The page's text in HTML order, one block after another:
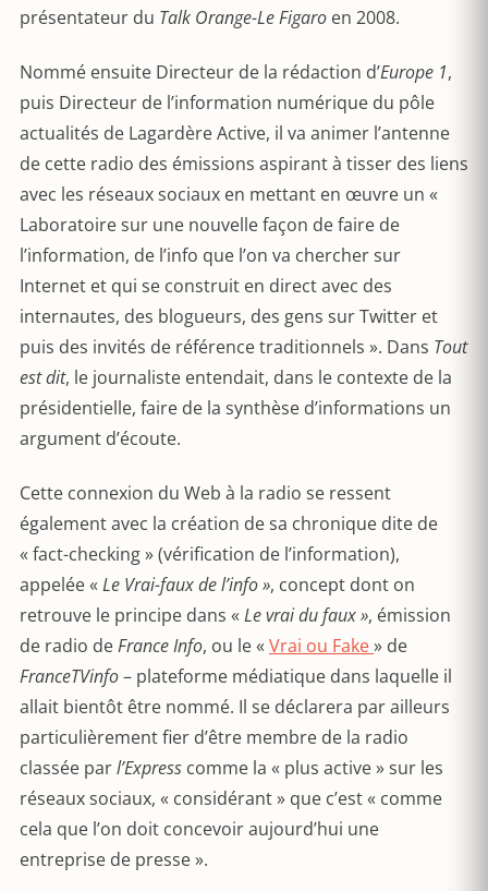
présentateur du Talk Orange-Le Figaro en 2008.
Nommé ensuite Directeur de la rédaction d’Europe 1,
puis Directeur de l’information numérique du pôle
actualités de Lagardère Active, il va animer l’antenne
de cette radio des émissions aspirant à tisser des liens
avec les réseaux sociaux en mettant en œuvre un «
Laboratoire sur une nouvelle façon de faire de
l’information, de l’info que l’on va chercher sur
Internet et qui se construit en direct avec des
internautes, des blogueurs, des gens sur Twitter et
puis des invités de référence traditionnels ». Dans Tout
est dit, le journaliste entendait, dans le contexte de la
présidentielle, faire de la synthèse d’informations un
argument d’écoute.
Cette connexion du Web à la radio se ressent
également avec la création de sa chronique dite de
« fact-checking » (vérification de l’information),
appelée « Le Vrai-faux de l’info », concept dont on
retrouve le principe dans « Le vrai du faux », émission
de radio deFrance Info, ou le « Vrai ou Fake» de
FranceTVinfo– plateforme médiatique dans laquelle il
allait bientôt être nommé. Il se déclarera par ailleurs
particulièrement fier d’être membre de la radio
classée parl’Express comme la « plus active » sur les
réseaux sociaux, « considérant » que c’est « comme
cela que l’on doit concevoir aujourd’hui une
entreprise de presse ».